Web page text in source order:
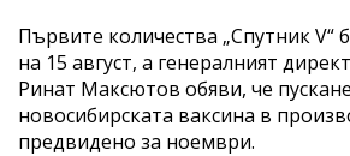
Първите количества „Спутник V“
на 15 август, а генералният
Ринат Максютов обяви, че
новосибирската ваксина в
предвидено за ноември.